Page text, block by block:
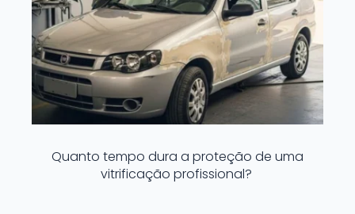
Quanto tempo dura a proteção de uma
vitrificação profissional?